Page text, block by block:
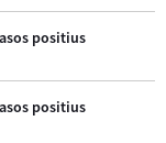
positius
positius